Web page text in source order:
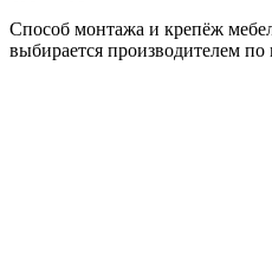
Способ монтажа и крепёж
выбирается производителем